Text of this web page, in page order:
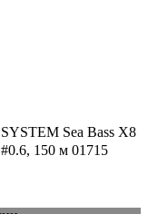
Sea Bass X8
150 м 01715